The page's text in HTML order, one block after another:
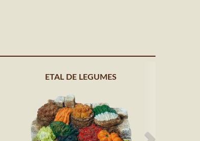
ETAL DE LEGUMES